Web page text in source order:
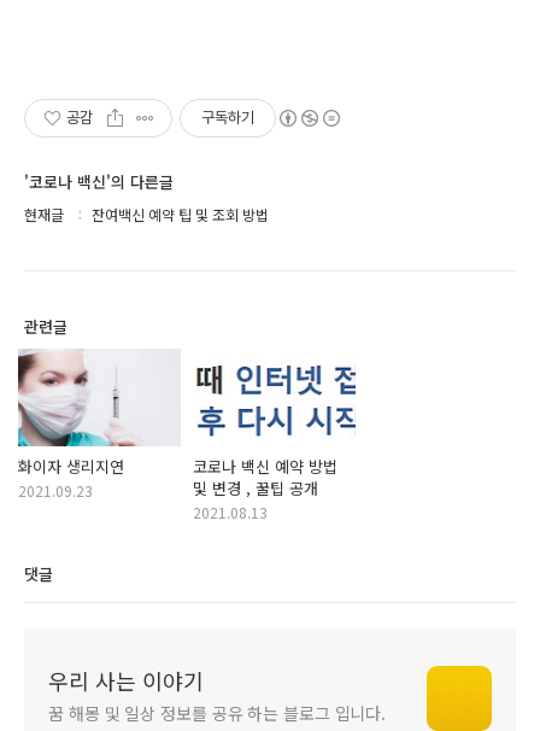
공감 구독하기
'코로나 백신'의 다른글
현재글 잔여백신 예약 팁 및 조회 방법
관련글
화이자 생리지연
2021.09.23
코로나 백신 예약 방법
및 변경 , 꿀팁 공개
2021.08.13
댓글
우리 사는 이야기
꿈 해몽 및 일상 정보를 공유 하는 블로그 입니다.